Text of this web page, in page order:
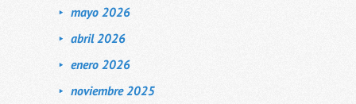
mayo 2026
abril 2026
enero 2026
noviembre 2025